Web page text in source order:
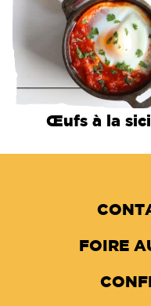
Œufs à la
FOIRE